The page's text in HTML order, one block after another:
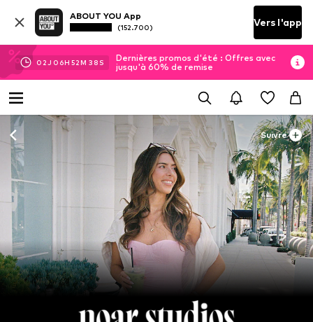
ABOUT YOU App
(152.700) Vers l'app
02J 06H 52M 36 S
Dernières promos d'été : Offres avec
jusqu'à 60% de remise
Suivre